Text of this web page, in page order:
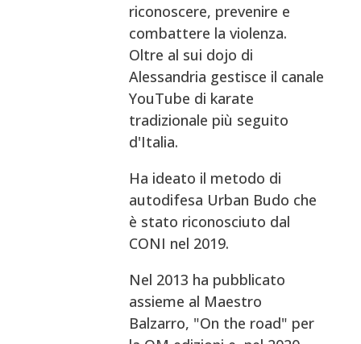
riconoscere, prevenire e
combattere la violenza.
Oltre al sui dojo di
Alessandria gestisce il canale
YouTube di karate
tradizionale più seguito
d'Italia.
Ha ideato il metodo di
autodifesa Urban Budo che
è stato riconosciuto dal
CONI nel 2019.
Nel 2013 ha pubblicato
assieme al Maestro
Balzarro, "On the road" per